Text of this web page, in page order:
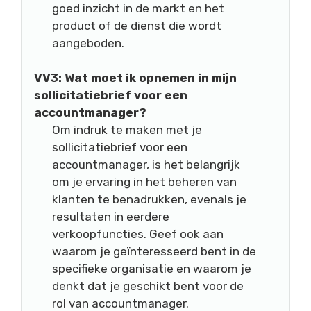
goed inzicht in de markt en het
product of de dienst die wordt
aangeboden.
VV3: Wat moet ik opnemen in mijn
sollicitatiebrief voor een
accountmanager?
Om indruk te maken met je
sollicitatiebrief voor een
accountmanager, is het belangrijk
om je ervaring in het beheren van
klanten te benadrukken, evenals je
resultaten in eerdere
verkoopfuncties. Geef ook aan
waarom je geïnteresseerd bent in de
specifieke organisatie en waarom je
denkt dat je geschikt bent voor de
rol van accountmanager.